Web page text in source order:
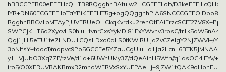
hBBCCPEB00eEEEIIIcQHTB8RQgghhBAfulw2HCGEEEIIob/
SWPGjKHT6d2XycvLS0hIuHfvnrGxsYyMDI81FxYWvnv3rpsC/
Qgj1JHl5eTU1te7LNDU1CQsLDxo0qLS0tKWlRUlJqZvC7elgY2NjZWVl+/
3pNIfsY+foocT/
y1HVjUbO3Xq77P/rzVe/d1q+6UWnUMy3Z/dQeAihH5Wfn//q1asOG4lEYv/+/
iro5/